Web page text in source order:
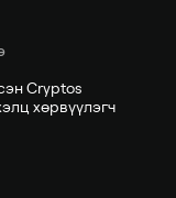
Cryptos
хөрвүүлэгч